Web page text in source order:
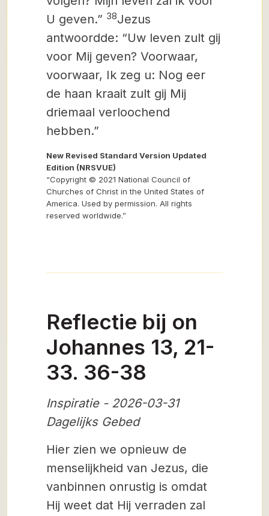
U geven.” 38Jezus
antwoordde: “Uw leven zult gij
voor Mij geven? Voorwaar,
voorwaar, Ik zeg u: Nog eer
de haan kraait zult gij Mij
driemaal verloochend
hebben.”
New Revised Standard Version Updated
Edition (NRSVUE)
“Copyright © 2021 National Council of
Churches of Christ in the United States of
America. Used by permission. All rights
reserved worldwide.”
Reflectie bij on
Johannes 13, 21-
33. 36-38
Inspiratie - 2026-03-31
Dagelijks Gebed
Hier zien we opnieuw de
menselijkheid van Jezus, die
vanbinnen onrustig is omdat
Hij weet dat Hij verraden zal